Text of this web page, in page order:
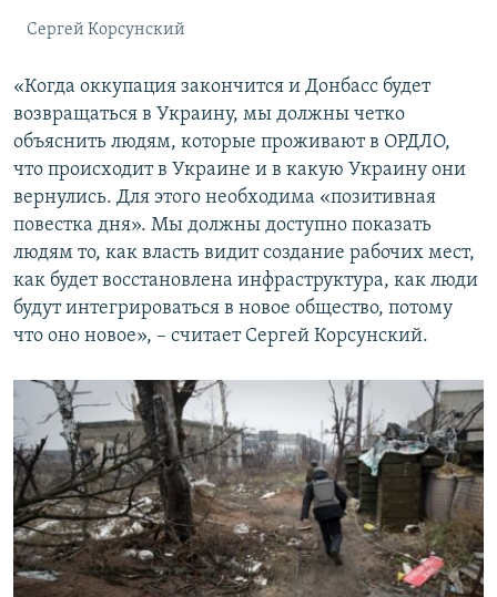
Сергей Корсунский
«Когда оккупация закончится и Донбасс будет
возвращаться в Украину, мы должны четко
объяснить людям, которые проживают в ОРДЛО,
что происходит в Украине и в какую Украину они
вернулись. Для этого необходима «позитивная
повестка дня». Мы должны доступно показать
людям то, как власть видит создание рабочих мест,
как будет восстановлена инфраструктура, как люди
будут интегрироваться в новое общество, потому
что оно новое», – считает Сергей Корсунский.